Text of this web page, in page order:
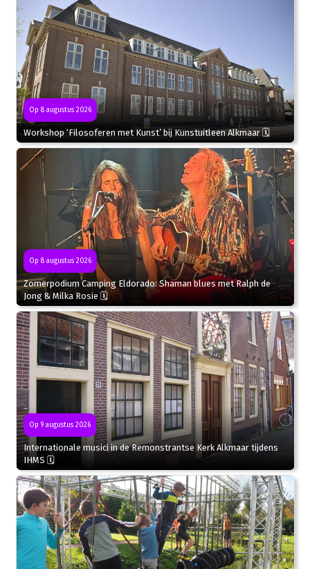
Op 8 augustus 2026
Workshop ‘Filosoferen met Kunst’ bij Kunstuitleen Alkmaar 🗓
Op 8 augustus 2026
Zomerpodium Camping Eldorado: Shaman blues met Ralph de
Jong & Milka Rosie 🗓
Op 9 augustus 2026
Internationale musici in de Remonstrantse Kerk Alkmaar tijdens
IHMS 🗓